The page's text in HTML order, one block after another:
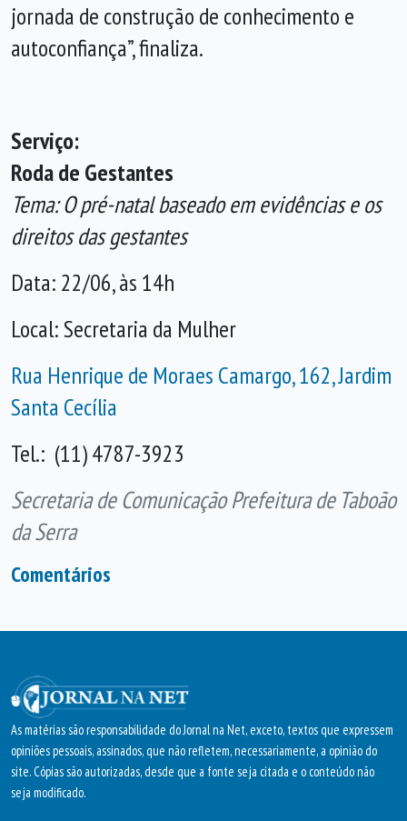
jornada de construção de conhecimento e
autoconfiança”, finaliza.
Serviço:
Roda de Gestantes
Tema:O pré-natal baseado em evidências e os
direitos das gestantes
Data: 22/06, às 14h
Local: Secretaria da Mulher
Rua Henrique de Moraes Camargo, 162, Jardim
Santa Cecília
Tel.: (11) 4787-3923
Secretaria de Comunicação Prefeitura de Taboão
da Serra
Comentários
As matérias são responsabilidade do Jornal na Net, exceto, textos que expressem
opiniões pessoais, assinados, que não refletem, necessariamente, a opinião do
site. Cópias são autorizadas, desde que a fonte seja citada e o conteúdo não
seja modificado.